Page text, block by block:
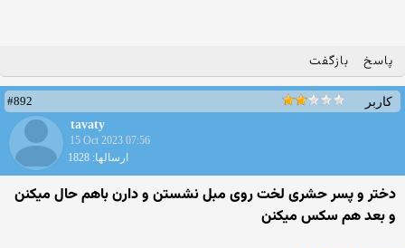
پاسخ بازگفت
کاربر
#892
tavaty
15 Oct 2023 07:56
ارسالها: 1828
دختر و پسر حشری لخت روی مبل نشستن و دارن باهم حال میکنن
و بعد هم سکس میکنن